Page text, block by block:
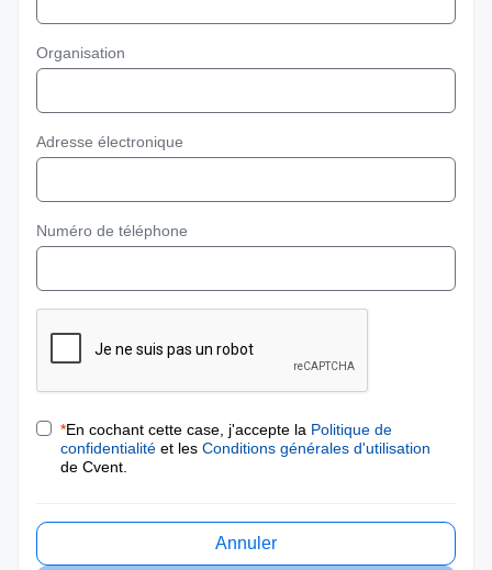
Organisation
Adresse électronique
Numéro de téléphone
*En cochant cette case, j'accepte la Politique de
confidentialité et les Conditions générales d'utilisation
de Cvent.
Annuler